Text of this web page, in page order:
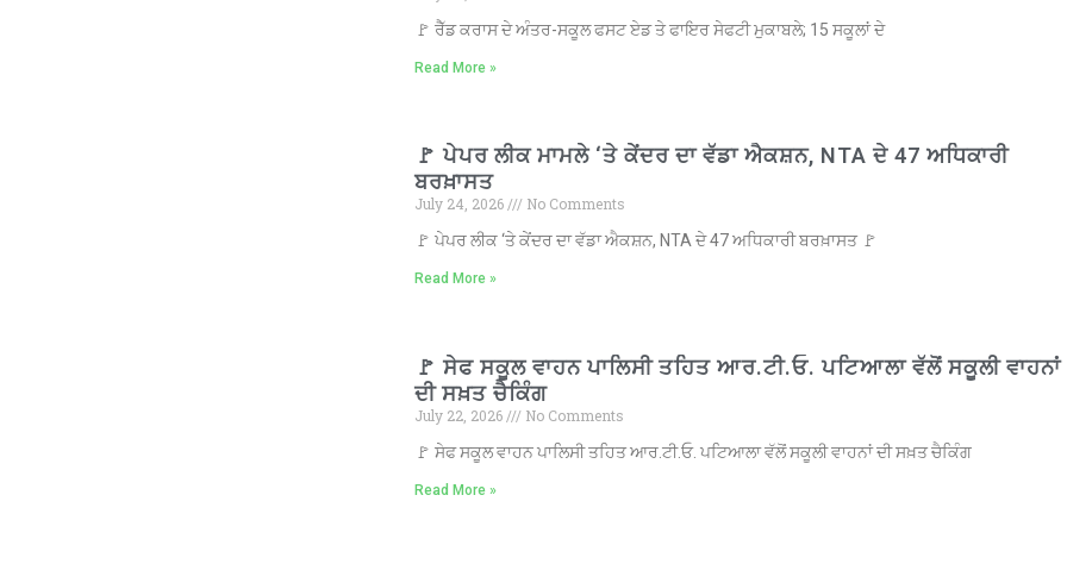
🚩 ਰੈੱਡ ਕਰਾਸ ਦੇ ਅੰਤਰ-ਸਕੂਲ ਫਸਟ ਏਡ ਤੇ ਫਾਇਰ ਸੇਫਟੀ ਮੁਕਾਬਲੇ; 15 ਸਕੂਲਾਂ ਦੇ
Read More »
🚩 ਪੇਪਰ ਲੀਕ ਮਾਮਲੇ ‘ਤੇ ਕੇਂਦਰ ਦਾ ਵੱਡਾ ਐਕਸ਼ਨ, NTA ਦੇ 47 ਅਧਿਕਾਰੀ
ਬਰਖ਼ਾਸਤ
July 24, 2026
No Comments
🚩 ਪੇਪਰ ਲੀਕ ‘ਤੇ ਕੇਂਦਰ ਦਾ ਵੱਡਾ ਐਕਸ਼ਨ, NTA ਦੇ 47 ਅਧਿਕਾਰੀ ਬਰਖ਼ਾਸਤ 🚩
Read More »
🚩 ਸੇਫ ਸਕੂਲ ਵਾਹਨ ਪਾਲਿਸੀ ਤਹਿਤ ਆਰ.ਟੀ.ਓ. ਪਟਿਆਲਾ ਵੱਲੋਂ ਸਕੂਲੀ ਵਾਹਨਾਂ
ਦੀ ਸਖ਼ਤ ਚੈਕਿੰਗ
July 22, 2026
No Comments
🚩 ਸੇਫ ਸਕੂਲ ਵਾਹਨ ਪਾਲਿਸੀ ਤਹਿਤ ਆਰ.ਟੀ.ਓ. ਪਟਿਆਲਾ ਵੱਲੋਂ ਸਕੂਲੀ ਵਾਹਨਾਂ ਦੀ ਸਖ਼ਤ ਚੈਕਿੰਗ
Read More »